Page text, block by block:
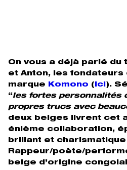
On vous a déjà parlé du
et Anton, les fondateurs
marque Komono (ici).
“les fortes personnalités
propres trucs avec
deux belges livrent cet
énième collaboration,
brillant et charismatique
Rappeur/poète/
belge d’origine